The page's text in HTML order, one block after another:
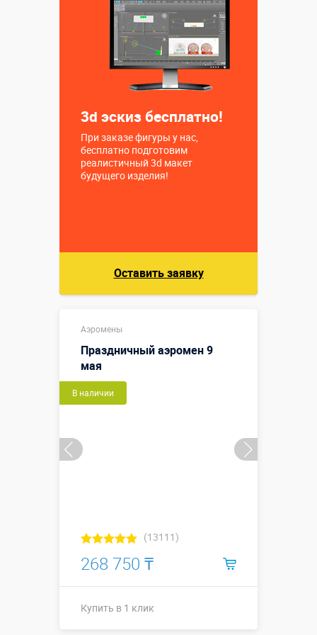
Смотреть видео
Купить в 1 клик
3d эскиз бесплатно!
При заказе фигуры у нас,
бесплатно подготовим
реалистичный 3d макет
будущего изделия!
Оставить заявку
Аэромены
Праздничный аэромен 9
мая
В наличии
(13111)
268 750 ₸
Купить в 1 клик